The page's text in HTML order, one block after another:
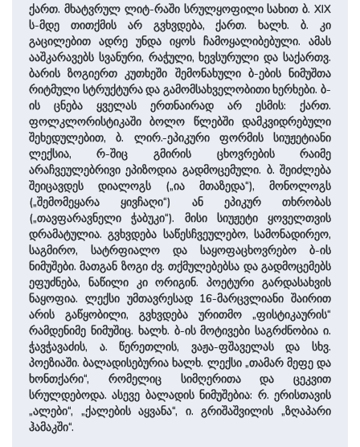
ქართ. მხატვრულ ლიტ-რაში სრულყოფილი სახით ბ. XIX
ს-მდე თითქმის არ გვხვდება, ქართ. ხალხ. ბ. კი
გაცილებით ადრე უნდა იყოს ჩამოყალიბებული. ამას
ააშკარავებს სვანური, რაჭული, ხევსურული და საქართვ.
ბარის ზოგიერთ კუთხეში შემონახული ბ-ების ნიმუშთა
რიტმული სტრუქტურა და გამომსახველობითი ხერხები. ბ-
ის ცნება ყველას ერთნაირად არ ესმის: ქართ.
ფოლკლორისტიკაში ბოლო წლებში დამკვიდრებული
შეხედულებით, ბ. ლირ.-ეპიკური ფორმის სიუჟეტიანი
ლექსია, რ-შიც გმირის ცხოვრების რაიმე
არაჩვეულებრივი ეპიზოდია გადმოცემული. ბ. შეიძლება
შეიცავდეს დიალოგს („ია მთაზედა“), მონოლოგს
(„შემომეყარა ყივჩაღი“) ან ეპიკურ თხრობას
(„თავფარავნელი ჭაბუკი“). მისი სიუჟეტი ყოველთვის
დრამატულია. გვხვდება საწესჩვეულებო, სამონადირეო,
საგმირო, სატრფიალო და საყოფაცხოვრებო ბ-ის
ნიმუშები. მათგან ზოგი ძვ. თქმულებებსა და გადმოცემებს
ეფუძნება, ნაწილი კი ორიგინ. პოეტური გარდასახვის
ნაყოფია. ლექსი უმთავრესად 16-მარცვლიანი შაირით
არის გაწყობილი, გვხვდება ურითმო „ფისტიკაურის“
რამდენიმე ნიმუშიც. ხალხ. ბ-ის მოტივები საგრძნობია ი.
ჭავჭავაძის, ა. წერეთლის, ვაჟა-ფშაველას და სხვ.
პოეზიაში. ბალადისებურია ხალხ. ლექსი „თამარ მეფე და
ხონთქარი“, რომელიც სიმღერითა და ცეკვით
სრულდებოდა. ასევე ბალადის ნიმუშებია: რ. ერისთავის
„ალები“, „ქალების აყვანა“, ი. გრიშაშვილის „ზღაპარი
ჰამაკში“.